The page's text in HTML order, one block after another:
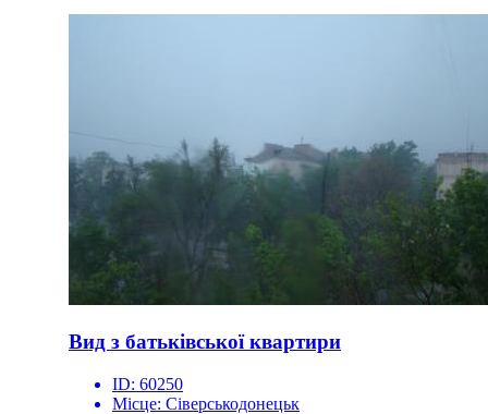
Вид з батьківської квартири
ID: 60250
Місце: Сіверськодонецьк